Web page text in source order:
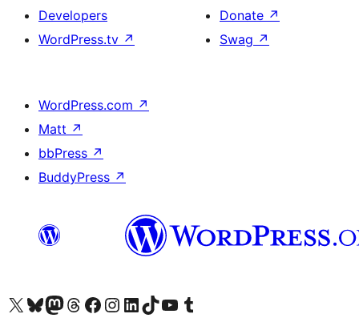
Developers
WordPress.tv ↗
Donate ↗
Swag ↗
WordPress.com ↗
Matt ↗
bbPress ↗
BuddyPress ↗
Visite a nossa conta X (antigo Twitter)
Visit our Bluesky account
Visit our Mastodon account
Visit our Threads account
Visite a nossa página do Facebook
Visite a nossa conta no Instagram
Visite a nossa conta no LinkedIn
Visit our TikTok account
Visit our YouTube channel
Visit our Tumblr account